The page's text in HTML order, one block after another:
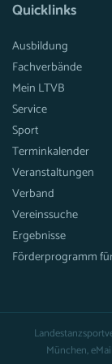
Quicklinks
Ausbildung
Fachverbände
Mein LTVB
Service
Sport
Terminkalender
Veranstaltungen
Verband
Vereinssuche
Ergebnisse
Förderprogramm
München,